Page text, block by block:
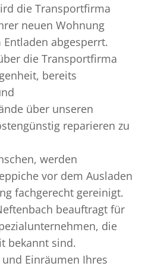
die Transportfirma
neuen Wohnung
abgesperrt.
die Transportfirma
bereits
über unseren
reparieren zu
werden
vor dem Ausladen
fachgerecht gereinigt.
beauftragt für
die
bekannt sind.
Einräumen Ihres